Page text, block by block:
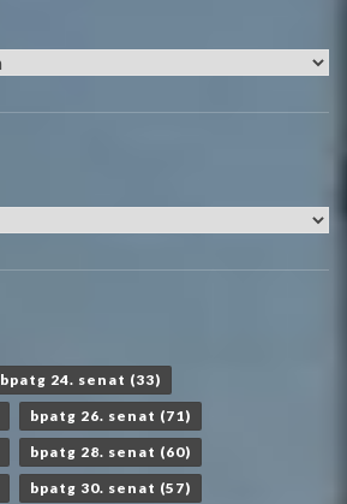
bpatg 24. senat (33)
bpatg 26. senat (71)
bpatg 28. senat (60)
bpatg 30. senat (57)